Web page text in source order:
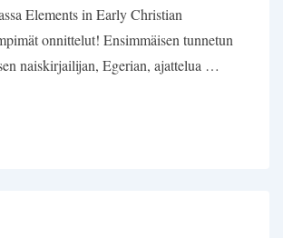
Elements in Early Christian
onnittelut! Ensimmäisen tunnetun
naiskirjailijan, Egerian, ajattelua …